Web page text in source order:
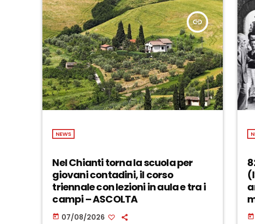
insert_link
NEWS
Nel Chianti torna la scuola per
giovani contadini, il corso
triennale con lezioni in aula e tra i
campi – ASCOLTA
today 07/08/2026 today